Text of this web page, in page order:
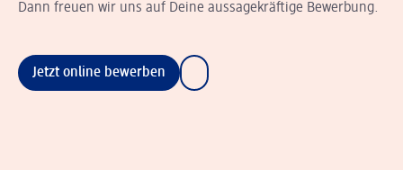
Dann freuen wir uns auf Deine aussagekräftige Bewerbung.
Jetzt online bewerben